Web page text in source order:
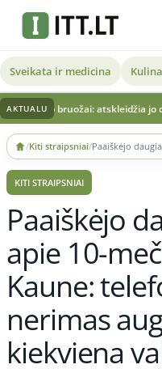
Sveikata ir medicina
AKTUALUatskleidžia jo charakterio
Skip
to
content
/Kiti straipsniai/
KITI STRAIPSNIAI
Paaiškėjo
apie 10-
Kaune:
nerimas
kiekviena